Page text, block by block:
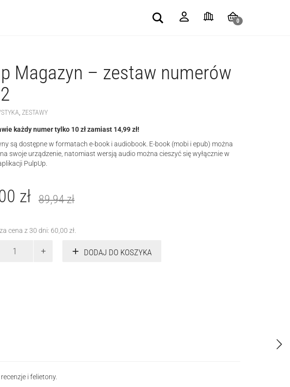
Search
0
Magazyn – zestaw numerów
ZESTAWY
każdy numer tylko 10 zł zamiast 14,99 zł!
są dostępne w formatach e-book i audiobook. E-book (mobi i epub) można
swoje urządzenie, natomiast wersją audio można cieszyć się wyłącznie w
PulpUp.
89,94zł
zł
cena z 30 dni: 60,00 zł
DODAJ DO KOSZYKA
i felietony.